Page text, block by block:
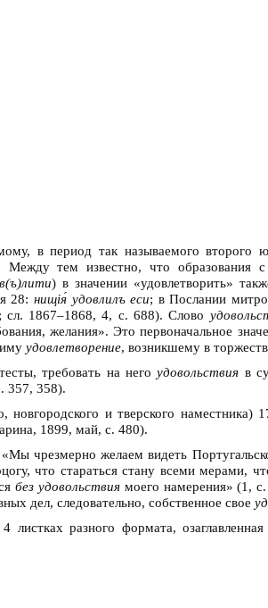
в период так называемого
Между тем известно, что образования
) в значении «удовлетворить»
28:нищiя́ удовлилъ еси; в Послании
сл. 1867–1868, 4, с. 688). Слово
желания». Это первоначальное
удовлетворение, возникшему в
требовать на негоудовольствия в
357, 358).
и тверского
1899, май, с. 480).
чрезмерно желаем видеть
что стараться стану всеми мерами,
без удовольствиямоего намерения» (1, с.
дел, следовательно, собственное свое
листках разного формата,